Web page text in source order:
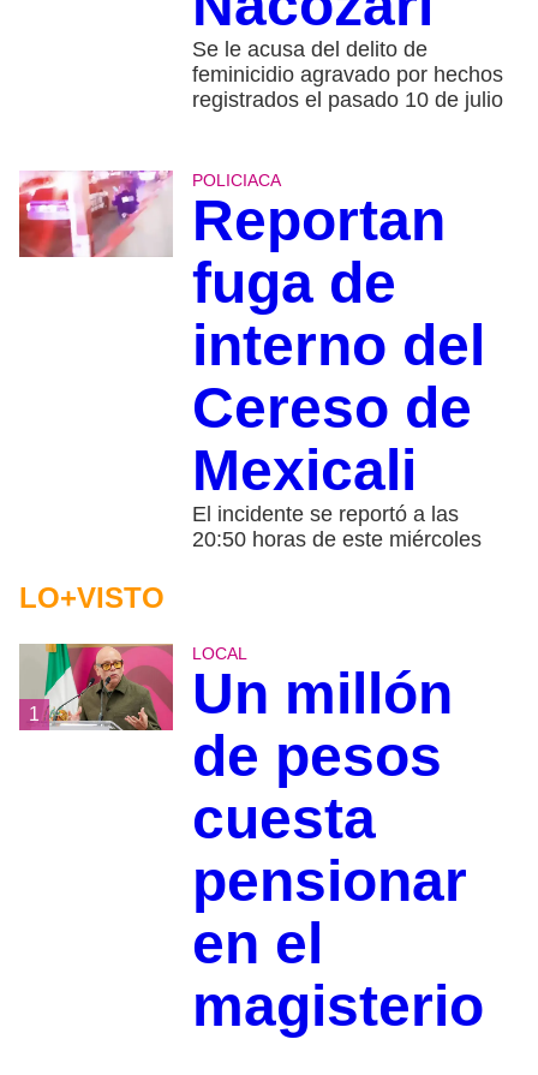
Se le acusa del delito de
feminicidio agravado por hechos
registrados el pasado 10 de julio
POLICIACA
Reportan
fuga de
interno del
Cereso de
Mexicali
El incidente se reportó a las
20:50 horas de este miércoles
LO+VISTO
1
LOCAL
Un millón
de pesos
cuesta
pensionar
en el
magisterio